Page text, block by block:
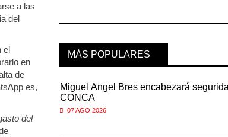
a las
del
el
en
de
es,
del
MÁS POPULARES
en
Miguel Ángel Bres encabezará
CONCA
07 AGO 2026